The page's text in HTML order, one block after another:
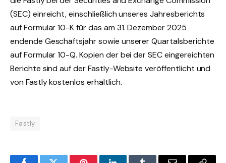
(SEC) einreicht, einschließlich unseres Jahresberichts
auf Formular 10-K für das am 31. Dezember 2025
endende Geschäftsjahr sowie unserer Quartalsberichte
auf Formular 10-Q. Kopien der bei der SEC eingereichten
Berichte sind auf der Fastly-Website veröffentlicht und
von Fastly kostenlos erhältlich.
Fastly